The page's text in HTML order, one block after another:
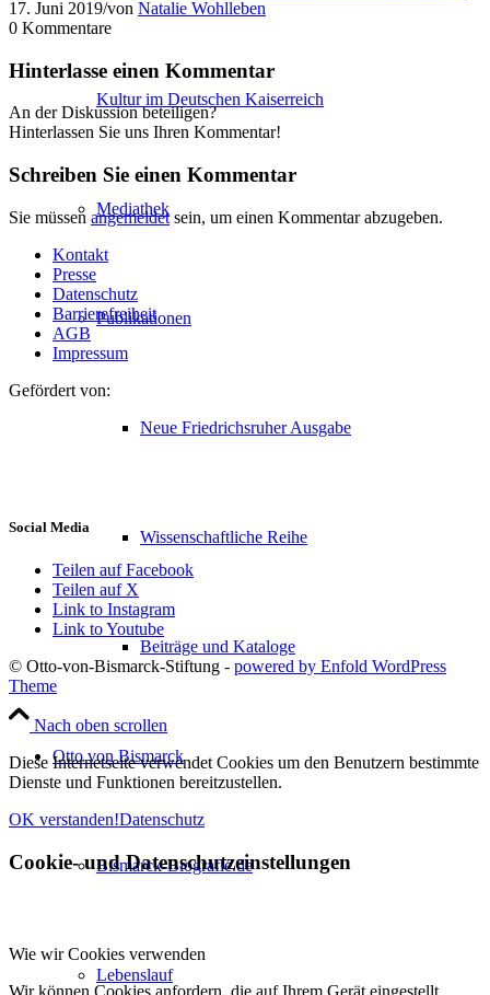
Kultur im Deutschen Kaiserreich
Mediathek
Publikationen
Neue Friedrichsruher Ausgabe
Wissenschaftliche Reihe
Beiträge und Kataloge
Otto von Bismarck
Bismarck-Biografie.de
Lebenslauf
17. Juni 2019/von Natalie Wohlleben
0 Kommentare
Hinterlasse einen Kommentar
An der Diskussion beteiligen?
Hinterlassen Sie uns Ihren Kommentar!
Schreiben Sie einen Kommentar
Sie müssen angemeldet sein, um einen Kommentar abzugeben.
Kontakt
Presse
Datenschutz
Barrierefreiheit
AGB
Impressum
Gefördert von:
Social Media
Teilen auf Facebook
Teilen auf X
Link to Instagram
Link to Youtube
© Otto-von-Bismarck-Stiftung - powered by Enfold WordPress
Theme
Nach oben scrollen
Diese Internetseite verwendet Cookies um den Benutzern bestimmte
Dienste und Funktionen bereitzustellen.
OK verstanden!Datenschutz
Cookie- und Datenschutzeinstellungen
Wie wir Cookies verwenden